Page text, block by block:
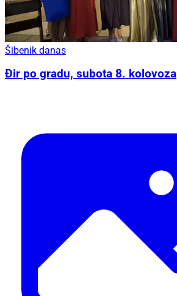
Šibenik danas
Đir po gradu, subota 8. kolovoza